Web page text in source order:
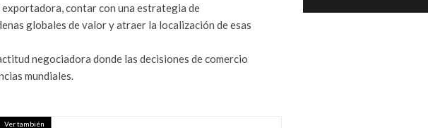
contar con una estrategia de
globales de valor y atraer la localización de esas
negociadora donde las decisiones de comercio
mundiales.
Ver también